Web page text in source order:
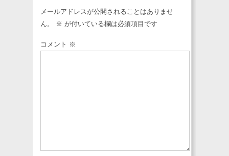
メールアドレスが公開されることはありませ
ん。
※ が付いている欄は必須項目です
コメント ※